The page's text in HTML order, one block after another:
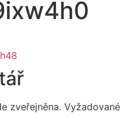
zveřejněna. Vyžadované